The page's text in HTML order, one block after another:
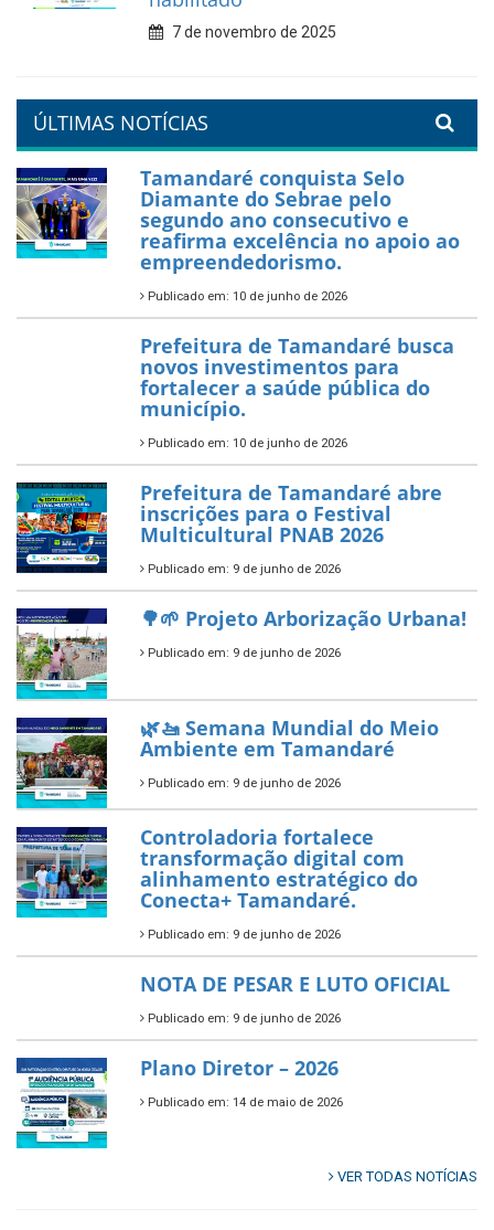
7 de fevereiro de 2026
orla da cidade.
PartiuENEM — Prefeitura
garante transporte gratuito
para os estudantes
7 de novembro de 2025
Política Nacional Aldir Blanc
— Tamandaré tem Plano de
Aplicação de Recursos (PAR)
habilitado
7 de novembro de 2025
ÚLTIMAS NOTÍCIAS
Tamandaré conquista Selo
Diamante do Sebrae pelo
segundo ano consecutivo e
reafirma excelência no apoio ao
empreendedorismo.
Publicado em: 10 de junho de 2026
novos investimentos para
fortalecer a saúde pública do
município.
Publicado em: 10 de junho de 2026
Prefeitura de Tamandaré abre
inscrições para o Festival
Multicultural PNAB 2026
Publicado em: 9 de junho de 2026
🌳🌱 Projeto Arborização Urbana!
Publicado em: 9 de junho de 2026
🌿🚤 Semana Mundial do Meio
Ambiente em Tamandaré